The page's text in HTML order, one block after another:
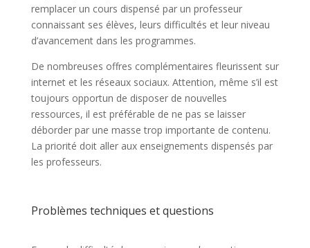
remplacer un cours dispensé par un professeur
connaissant ses élèves, leurs difficultés et leur niveau
d’avancement dans les programmes.
De nombreuses offres complémentaires fleurissent sur
internet et les réseaux sociaux. Attention, même s’il est
toujours opportun de disposer de nouvelles
ressources, il est préférable de ne pas se laisser
déborder par une masse trop importante de contenu.
La priorité doit aller aux enseignements dispensés par
les professeurs.
Problèmes techniques et questions